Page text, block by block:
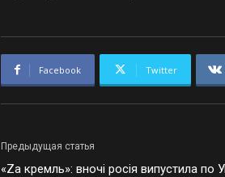
Facebook Twitter
Предыдущая статья
«Zа кремль»: вночі росія випустила по